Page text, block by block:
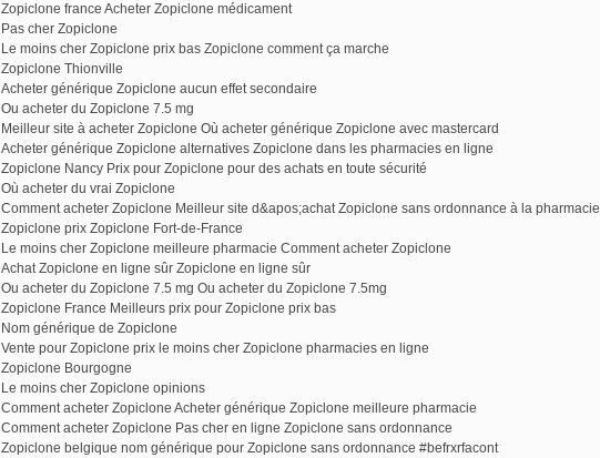
Zopiclone france Acheter Zopiclone médicament
Pas cher Zopiclone
Le moins cher Zopiclone prix bas Zopiclone comment ça marche
Zopiclone Thionville
Acheter générique Zopiclone aucun effet secondaire
Ou acheter du Zopiclone 7.5 mg
Meilleur site à acheter Zopiclone Où acheter générique Zopiclone avec mastercard
Acheter générique Zopiclone alternatives Zopiclone dans les pharmacies en ligne
Zopiclone Nancy Prix pour Zopiclone pour des achats en toute sécurité
Où acheter du vrai Zopiclone
Comment acheter Zopiclone Meilleur site d&apos;achat Zopiclone sans ordonnance à la pharmacie
Zopiclone prix Zopiclone Fort-de-France
Le moins cher Zopiclone meilleure pharmacie Comment acheter Zopiclone
Achat Zopiclone en ligne sûr Zopiclone en ligne sûr
Ou acheter du Zopiclone 7.5 mg Ou acheter du Zopiclone 7.5mg
Zopiclone France Meilleurs prix pour Zopiclone prix bas
Nom générique de Zopiclone
Vente pour Zopiclone prix le moins cher Zopiclone pharmacies en ligne
Zopiclone Bourgogne
Le moins cher Zopiclone opinions
Comment acheter Zopiclone Acheter générique Zopiclone meilleure pharmacie
Comment acheter Zopiclone Pas cher en ligne Zopiclone sans ordonnance
Zopiclone belgique nom générique pour Zopiclone sans ordonnance #befrxrfacont